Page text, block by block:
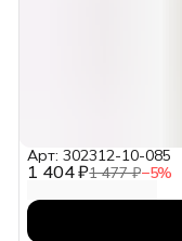
1 404 ₽1 477 ₽−5%
Арт: 302312-10-085